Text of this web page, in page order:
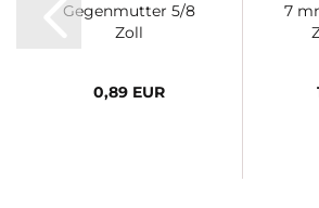
Gegenmutter 5/8
Zoll
0,89 EUR
7